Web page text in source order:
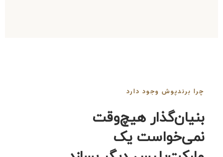
چرا برندپوش وجود دارد
بنیان‌گذار هیچ‌وقت
نمی‌خواست یک